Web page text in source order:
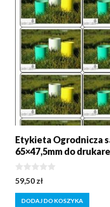
Etykieta Ogrodnicza
65×47,5mm do
0
z
5
59,50 zł
DODAJ DO KOSZYKA